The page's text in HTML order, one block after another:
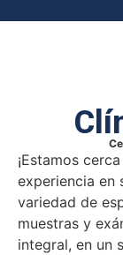
¡Estamos
experiencia en
variedad de
muestras y
integral, en un